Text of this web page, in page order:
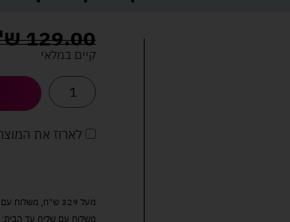
129.00
קיים במלאי
לארוז את
מעל 329 ש"ח, משלוח עם שליח עד הבית חינם! – 0 ₪
משלוח עם שליח עד הבית: 29 ש"ח